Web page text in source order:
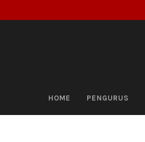
HOME PENGURUS